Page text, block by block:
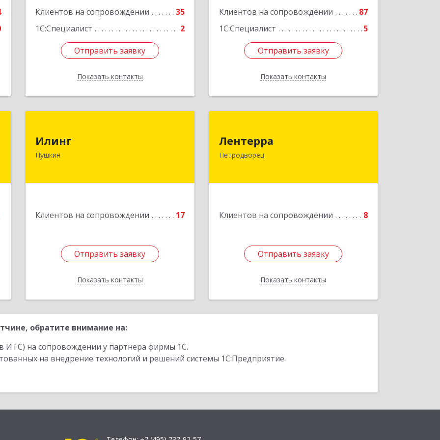
Клиентов на сопровождении
35
1С:Специалист
2
Отправить заявку
Показать контакты
Подробнее
Отправить заявку
Назад
Клиентов на сопровождении
87
1С:Специалист
5
Отправить заявку
Показать контакты
Отправить заявку
Назад
Илинг
Пушкин
Клиентов на сопровождении 17
Отправить заявку
Показать контакты
Удаловская ул, дом № 19, корпус 2,
Отправить заявку
Назад
Лентерра
Петродворец
Клиентов на сопровождении 8
Отправить заявку
Показать контакты
198517, Санкт-Петербург, Петергоф г,
Ропшинское шоссе, дом № 3, корпус 2,
Отправить заявку
Назад
обратите внимание на:
ИТС) на сопровождении у партнера фирмы 1С.
на внедрение технологий и решений системы 1С:Предприятие.